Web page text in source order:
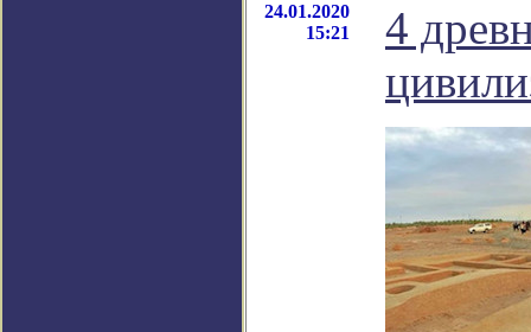
24.01.2020
15:21
4